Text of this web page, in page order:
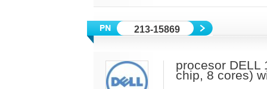
213-15869
procesor DELL
chip, 8 cores)